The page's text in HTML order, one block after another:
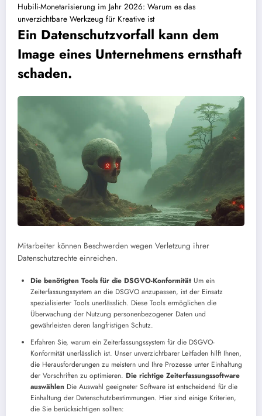
Hubili-Monetarisierung im Jahr 2026: Warum es das
unverzichtbare Werkzeug für Kreative ist
Ein Datenschutzvorfall kann dem
Image eines Unternehmens ernsthaft
schaden.
Mitarbeiter können Beschwerden wegen Verletzung ihrer
Datenschutzrechte einreichen.
Die benötigten Tools für die DSGVO-Konformität Um ein
Zeiterfassungssystem an die DSGVO anzupassen, ist der Einsatz
spezialisierter Tools unerlässlich. Diese Tools ermöglichen die
Überwachung der Nutzung personenbezogener Daten und
gewährleisten deren langfristigen Schutz.
Erfahren Sie, warum ein Zeiterfassungssystem für die DSGVO-
Konformität unerlässlich ist. Unser unverzichtbarer Leitfaden hilft Ihnen,
die Herausforderungen zu meistern und Ihre Prozesse unter Einhaltung
der Vorschriften zu optimieren. Die richtige Zeiterfassungssoftware
auswählen Die Auswahl geeigneter Software ist entscheidend für die
Einhaltung der Datenschutzbestimmungen. Hier sind einige Kriterien,
die Sie berücksichtigen sollten: